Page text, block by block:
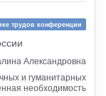
трудов конференции
Александровна
и гуманитарных
необходимость